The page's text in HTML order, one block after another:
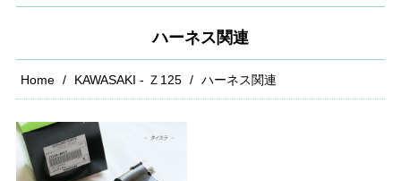
ハーネス関連
Home KAWASAKI - Ｚ125 ハーネス関連